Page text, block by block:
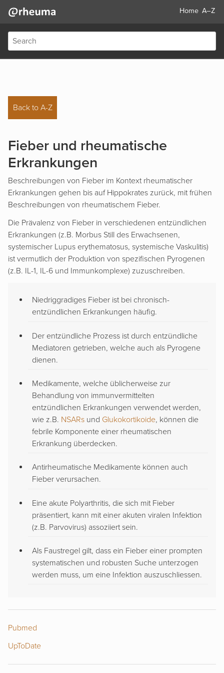
Home A–Z
Back to A-Z
Fieber und rheumatische
Erkrankungen
Beschreibungen von Fieber im Kontext rheumatischer
Erkrankungen gehen bis auf Hippokrates zurück, mit frühen
Beschreibungen von rheumatischem Fieber.
Die Prävalenz von Fieber in verschiedenen entzündlichen
Erkrankungen (z.B. Morbus Still des Erwachsenen,
systemischer Lupus erythematosus, systemische Vaskulitis)
ist vermutlich der Produktion von spezifischen Pyrogenen
(z.B. IL-1, IL-6 und Immunkomplexe) zuzuschreiben.
Niedriggradiges Fieber ist bei chronisch-
entzündlichen Erkrankungen häufig.
Der entzündliche Prozess ist durch entzündliche
Mediatoren getrieben, welche auch als Pyrogene
dienen.
Medikamente, welche üblicherweise zur
Behandlung von immunvermittelten
entzündlichen Erkrankungen verwendet werden,
wie z.B. NSARs und Glukokortikoide, können die
febrile Komponente einer rheumatischen
Erkrankung überdecken.
Antirheumatische Medikamente können auch
Fieber verursachen.
Eine akute Polyarthritis, die sich mit Fieber
präsentiert, kann mit einer akuten viralen Infektion
(z.B. Parvovirus) assoziiert sein.
Als Faustregel gilt, dass ein Fieber einer prompten
systematischen und robusten Suche unterzogen
werden muss, um eine Infektion auszuschliessen.
Pubmed
UpToDate